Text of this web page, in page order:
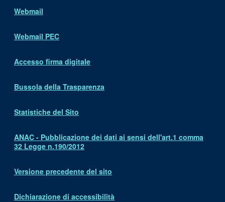
Webmail
Webmail PEC
Accesso firma digitale
Bussola della Trasparenza
Statistiche del Sito
ANAC - Pubblicazione dei dati ai sensi dell'art.1 comma
32 Legge n.190/2012
Versione precedente del sito
Dichiarazione di accessibilità